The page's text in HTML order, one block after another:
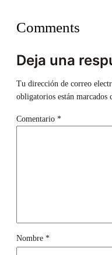
Comments
Deja una
Tu dirección de correo
obligatorios están marcados
Comentario *
Nombre *